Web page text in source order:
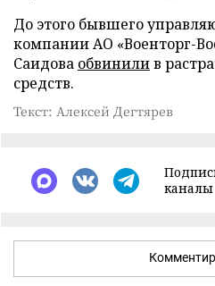
До этого бывшего
компании АО «Военторг-
Саидова обвинилив
средств.
Текст: Алексей Дегтярев
каналы